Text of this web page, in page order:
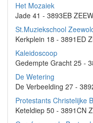
Het Mozaiek
Jade 41 - 3893EB
St.Muziekschool
Kerkplein 18 - 3891ED
Kaleidoscoop
Gedempte Gracht 25 -
De Wetering
De Verbeelding 27 -
Protestants Christelijke
Keteldiep 50 - 3891CN